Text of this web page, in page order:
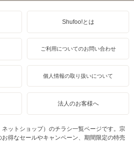
Shufoo!とは
ご利用についてのお問い合わせ
個人情報の取り扱いについて
法人のお客様へ
ットショップ）のチラシ一覧ページです。宗
得なセールやキャンペーン、期間限定の特売